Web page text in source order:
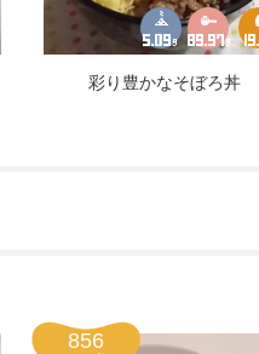
彩り豊かなそぼろ丼
856